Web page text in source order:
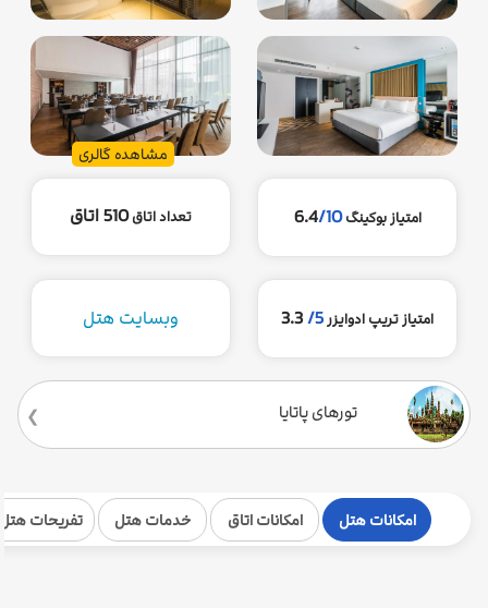
مشاهده گالری
امتیاز بوکینگ 6.4/10 تعداد اتاق510 اتاق
امتیاز تریپ ادوایزر5/ وبسایت هتل
تورهای پاتایا
امکانات هتل امکانات اتاق خدمات هتل تفریحات